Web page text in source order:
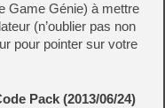
Game Génie) à mettre
(n’oublier pas non
pour pointer sur votre
Pack (2013/06/24)